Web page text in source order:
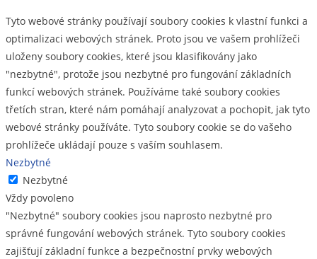
Tyto webové stránky používají soubory cookies k vlastní funkci a
optimalizaci webových stránek. Proto jsou ve vašem prohlížeči
uloženy soubory cookies, které jsou klasifikovány jako
"nezbytné", protože jsou nezbytné pro fungování základních
funkcí webových stránek. Používáme také soubory cookies
třetích stran, které nám pomáhají analyzovat a pochopit, jak tyto
webové stránky používáte. Tyto soubory cookie se do vašeho
prohlížeče ukládají pouze s vaším souhlasem.
Nezbytné
Nezbytné
Vždy povoleno
"Nezbytné" soubory cookies jsou naprosto nezbytné pro
správné fungování webových stránek. Tyto soubory cookies
zajišťují základní funkce a bezpečnostní prvky webových